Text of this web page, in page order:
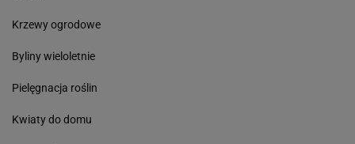
Krzewy ogrodowe
Byliny wieloletnie
Pielęgnacja roślin
Kwiaty do domu